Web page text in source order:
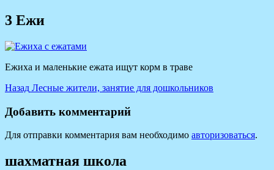
3 Ежи
Ежиха и маленькие ежата ищут корм в траве
Навигация
по
записям
Назад Предыдущая
Лесные жители, занятие для дошкольников
Добавить комментарий
Для отправки комментария вам необходимо авторизоваться.
шахматная школа